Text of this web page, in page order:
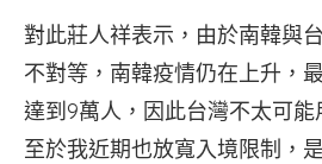
對此莊人祥表示，由於南韓與
不對等，南韓疫情仍在上升，
達到9萬人，因此台灣不太可能
至於我近期也放寬入境限制，